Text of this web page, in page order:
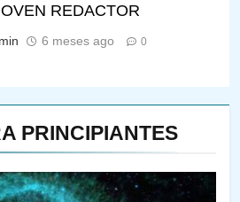
PRINCIPIANTES
REDACTOR
6 meses ago 0